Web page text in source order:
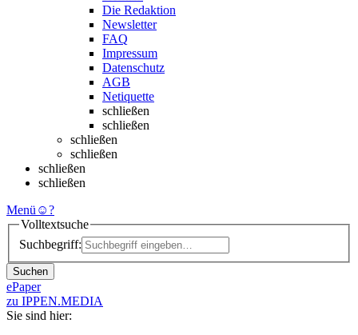
Die Redaktion
Newsletter
FAQ
Impressum
Datenschutz
AGB
Netiquette
schließen
schließen
schließen
schließen
schließen
schließen
Menü ☺?
Volltextsuche
Suchbegriff:
Suchen
ePaper
zu IPPEN.MEDIA
Sie sind hier: